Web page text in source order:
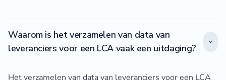
Waarom is het verzamelen van data van
leveranciers voor een LCA vaak een uitdaging?
Het verzamelen van data van leveranciers voor een LCA